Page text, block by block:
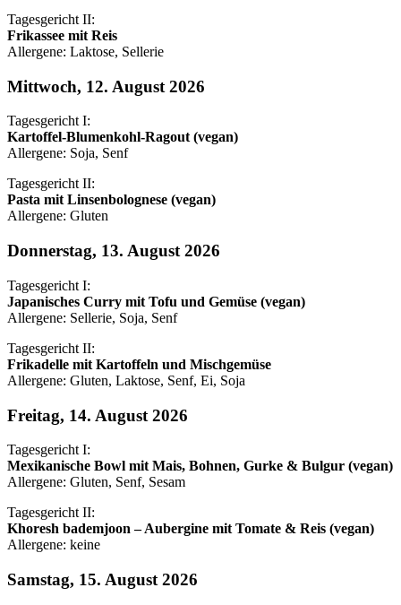
Tagesgericht II:
Frikassee mit Reis
Allergene: Laktose, Sellerie
Mittwoch, 12. August 2026
Tagesgericht I:
Kartoffel-Blumenkohl-Ragout (vegan)
Allergene: Soja, Senf
Tagesgericht II:
Pasta mit Linsenbolognese (vegan)
Allergene: Gluten
Donnerstag, 13. August 2026
Tagesgericht I:
Japanisches Curry mit Tofu und Gemüse (vegan)
Allergene: Sellerie, Soja, Senf
Tagesgericht II:
Frikadelle mit Kartoffeln und Mischgemüse
Allergene: Gluten, Laktose, Senf, Ei, Soja
Freitag, 14. August 2026
Tagesgericht I:
Mexikanische Bowl mit Mais, Bohnen, Gurke & Bulgur (vegan)
Allergene: Gluten, Senf, Sesam
Tagesgericht II:
Khoresh bademjoon – Aubergine mit Tomate & Reis (vegan)
Allergene: keine
Samstag, 15. August 2026